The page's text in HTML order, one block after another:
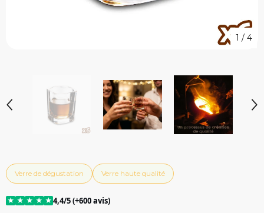
1 / 4
Verre de dégustation Verre haute qualité
★ ★ ★ ★ ★4,4/5 (+600 avis)